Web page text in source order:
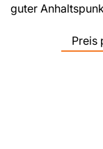
guter
Preis